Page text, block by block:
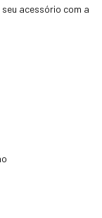
acessório com a